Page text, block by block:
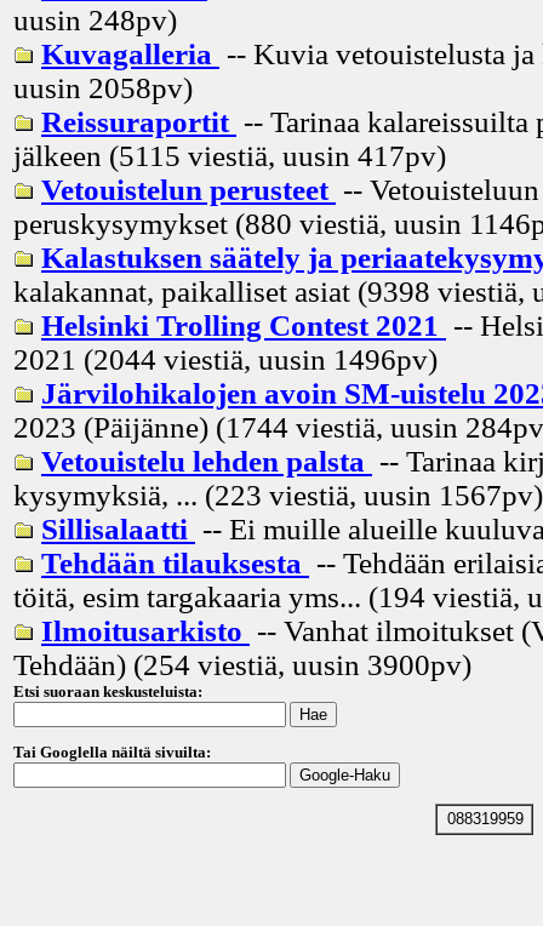
uusin 248pv)
Kuvagalleria -- Kuvia vetouistelusta
uusin 2058pv)
Reissuraportit -- Tarinaa kalareissuilta
jälkeen (5115 viestiä, uusin 417pv)
Vetouistelun perusteet --
peruskysymykset (880 viestiä, uusin
Kalastuksen säätely ja
kalakannat, paikalliset asiat (9398 viestiä,
Helsinki Trolling Contest 2021 --
2021 (2044 viestiä, uusin 1496pv)
Järvilohikalojen avoin SM-uistelu
2023 (Päijänne) (1744 viestiä, uusin 284pv
Vetouistelu lehden palsta -- Tarinaa
kysymyksiä, ... (223 viestiä, uusin 1567pv)
Sillisalaatti -- Ei muille alueille
Tehdään tilauksesta -- Tehdään
töitä, esim targakaaria yms... (194 viestiä,
Ilmoitusarkisto -- Vanhat ilmoitukset
Tehdään) (254 viestiä, uusin 3900pv)
Etsi suoraan keskusteluista:
Tai Googlella näiltä sivuilta:
088319959